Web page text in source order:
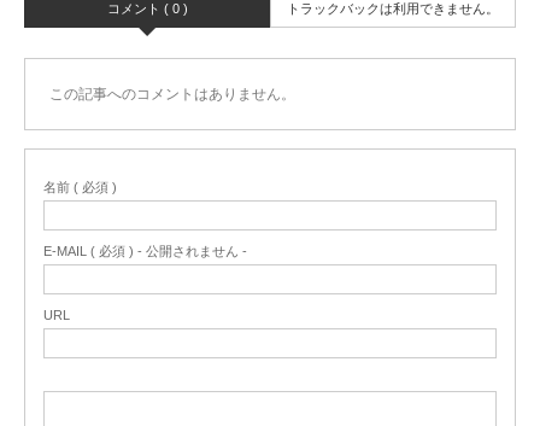
コメント ( 0 ) トラックバックは利用できません。
この記事へのコメントはありません。
名前 ( 必須 )
E-MAIL ( 必須 ) - 公開されません -
URL